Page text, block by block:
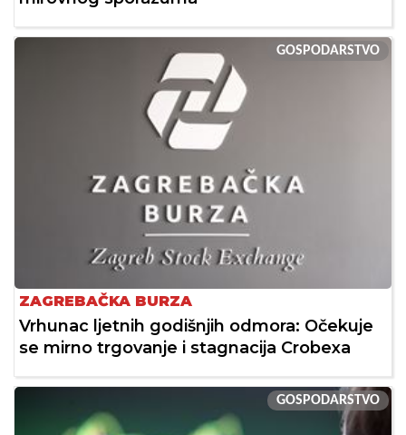
GOSPODARSTVO
ZAGREBAČKA BURZA
Vrhunac ljetnih godišnjih odmora: Očekuje
se mirno trgovanje i stagnacija Crobexa
GOSPODARSTVO